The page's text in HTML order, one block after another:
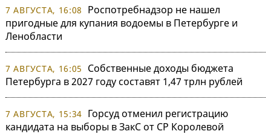
7 АВГУСТА, 16:08
Роспотребнадзор не нашел
пригодные для купания водоемы в Петербурге и
Ленобласти
7 АВГУСТА, 16:05
Собственные доходы бюджета
Петербурга в 2027 году составят 1,47 трлн рублей
7 АВГУСТА, 15:34 Горсуд отменил регистрацию
кандидата на выборы в ЗакС от СР Королевой